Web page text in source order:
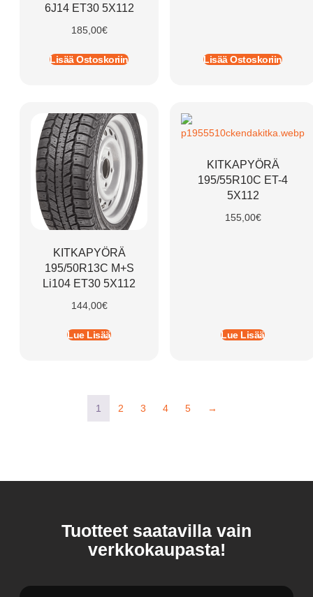
6J14 ET30 5X112
185,00€
Lisää Ostoskoriin Lisää Ostoskoriin
KITKAPYÖRÄ
195/50R13C M+S
Li104 ET30 5X112
144,00€
Lue Lisää
KITKAPYÖRÄ
195/55R10C ET-4
5X112
155,00€
Lue Lisää
1 2 3 4 5 →
Tuotteet saatavilla vain
verkkokaupasta!